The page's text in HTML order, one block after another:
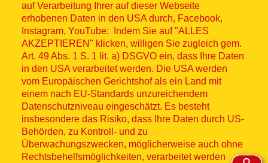
auf Verarbeitung Ihrer auf dieser Webseite
erhobenen Daten in den USA durch, Facebook,
Instagram, YouTube: Indem Sie auf "ALLES
AKZEPTIEREN" klicken, willigen Sie zugleich gem.
Art. 49 Abs. 1 S. 1 lit. a) DSGVO ein, dass Ihre Daten
in den USA verarbeitet werden. Die USA werden
vom Europäischen Gerichtshof als ein Land mit
einem nach EU-Standards unzureichendem
Datenschutzniveau eingeschätzt. Es besteht
insbesondere das Risiko, dass Ihre Daten durch US-
Behörden, zu Kontroll- und zu
Überwachungszwecken, möglicherweise auch ohne
Rechtsbehelfsmöglichkeiten, verarbeitet werden
© ASB 2026
Fußzeilenmenü
Impressum
Datenschutz
Kontakt
Hinweisgebersystem
Lieferkette